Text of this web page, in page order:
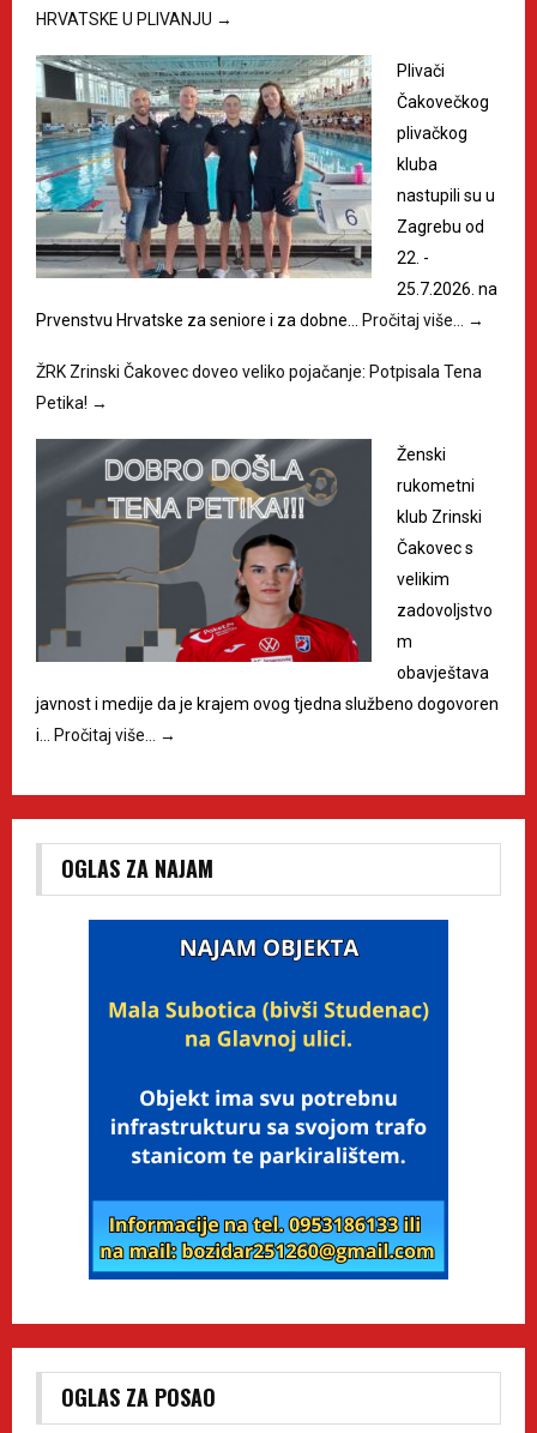
HRVATSKE U PLIVANJU →
Plivači
Čakovečkog
plivačkog
kluba
nastupili su u
Zagrebu od
22. -
25.7.2026. na
Prvenstvu Hrvatske za seniore i za dobne… Pročitaj više… →
ŽRK Zrinski Čakovec doveo veliko pojačanje: Potpisala Tena
Petika! →
Ženski
rukometni
klub Zrinski
Čakovec s
velikim
zadovoljstvo
m
obavještava
javnost i medije da je krajem ovog tjedna službeno dogovoren
i… Pročitaj više… →
OGLAS ZA NAJAM
OGLAS ZA POSAO